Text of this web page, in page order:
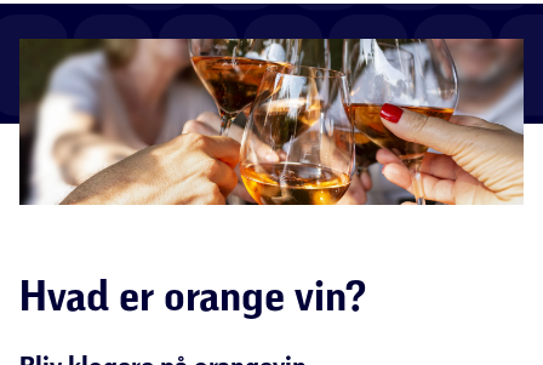
Hvad er orange vin?